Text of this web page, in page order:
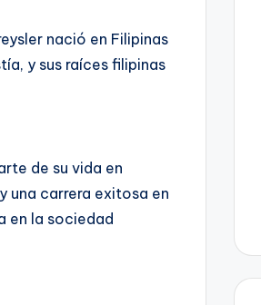
nació en Filipinas
y sus raíces filipinas
de su vida en
una carrera exitosa en
en la sociedad